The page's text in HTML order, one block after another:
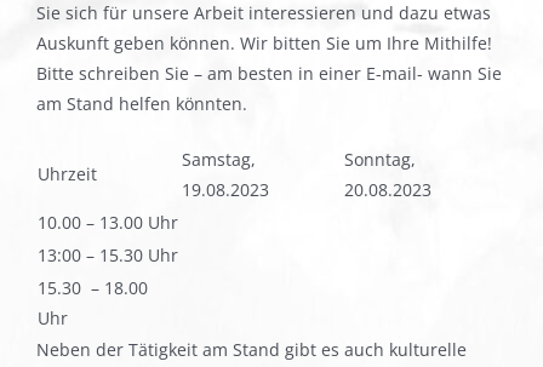
Sie sich für unsere Arbeit interessieren und dazu etwas
Auskunft geben können. Wir bitten Sie um Ihre Mithilfe!
Bitte schreiben Sie – am besten in einer E-mail- wann Sie
am Stand helfen könnten.
Uhrzeit
Samstag,
19.08.2023
Sonntag,
20.08.2023
10.00 – 13.00 Uhr
13:00 – 15.30 Uhr
15.30 – 18.00
Uhr
Neben der Tätigkeit am Stand gibt es auch kulturelle